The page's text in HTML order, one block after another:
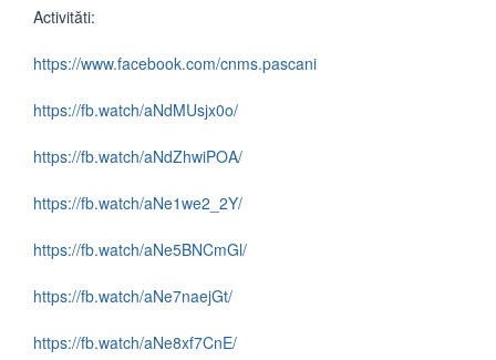
Activităti:
https://www.facebook.com/cnms.pascani
https://fb.watch/aNdMUsjx0o/
https://fb.watch/aNdZhwiPOA/
https://fb.watch/aNe1we2_2Y/
https://fb.watch/aNe5BNCmGl/
https://fb.watch/aNe7naejGt/
https://fb.watch/aNe8xf7CnE/